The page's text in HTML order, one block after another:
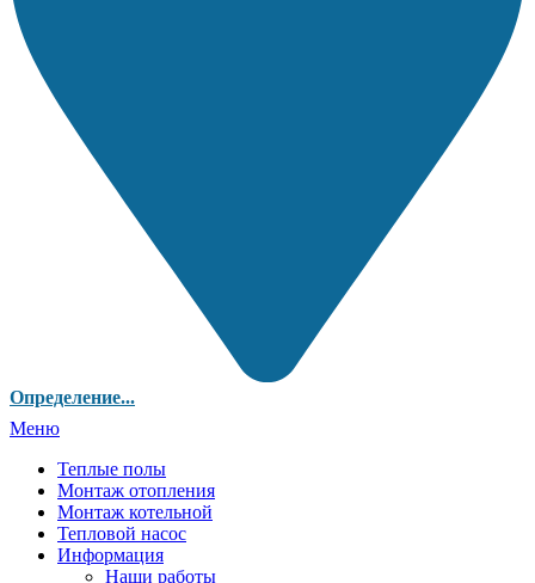
Определение...
Меню
Теплые полы
Монтаж отопления
Монтаж котельной
Тепловой насос
Информация
Наши работы